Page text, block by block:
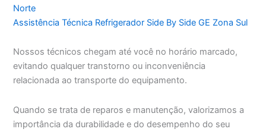
Norte
Assistência Técnica Refrigerador Side By Side GE Zona Sul
Nossos técnicos chegam até você no horário marcado,
evitando qualquer transtorno ou inconveniência
relacionada ao transporte do equipamento.
Quando se trata de reparos e manutenção, valorizamos a
importância da durabilidade e do desempenho do seu